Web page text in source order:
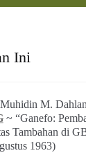
Ini
M.
~ “Ganefo:
Tambahan di
1963)